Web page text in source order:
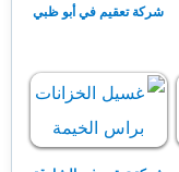
شركة تعقيم في أبو ظبي